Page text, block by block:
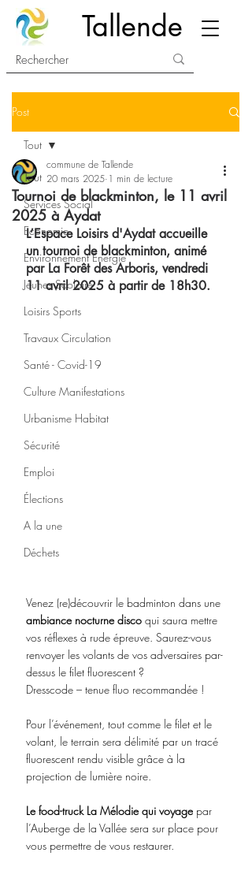
Tallende
Post
Tout
Services Social
Economie
Environnement Energie
Jeunes Scolaire
Loisirs Sports
Travaux Circulation
Santé - Covid-19
Culture Manifestations
Urbanisme Habitat
Sécurité
Emploi
Élections
A la une
Déchets
Tout
Tournoi de blackminton, le 11 avril
2025 à Aydat
commune de Tallende
20 mars 2025 1 min de lecture
L’Espace Loisirs d'Aydat accueille
un tournoi de blackminton, animé
par La Forêt des Arboris, vendredi
11 avril 2025 à partir de 18h30.
Venez (re)découvrir le badminton dans une
ambiance nocturne disco qui saura mettre
vos réflexes à rude épreuve. Saurez-vous
renvoyer les volants de vos adversaires par-
dessus le filet fluorescent ?
Dresscode – tenue fluo recommandée !
Pour l’événement, tout comme le filet et le
volant, le terrain sera délimité par un tracé
fluorescent rendu visible grâce à la
projection de lumière noire.
Le food-truck La Mélodie qui voyage par
l’Auberge de la Vallée sera sur place pour
vous permettre de vous restaurer.